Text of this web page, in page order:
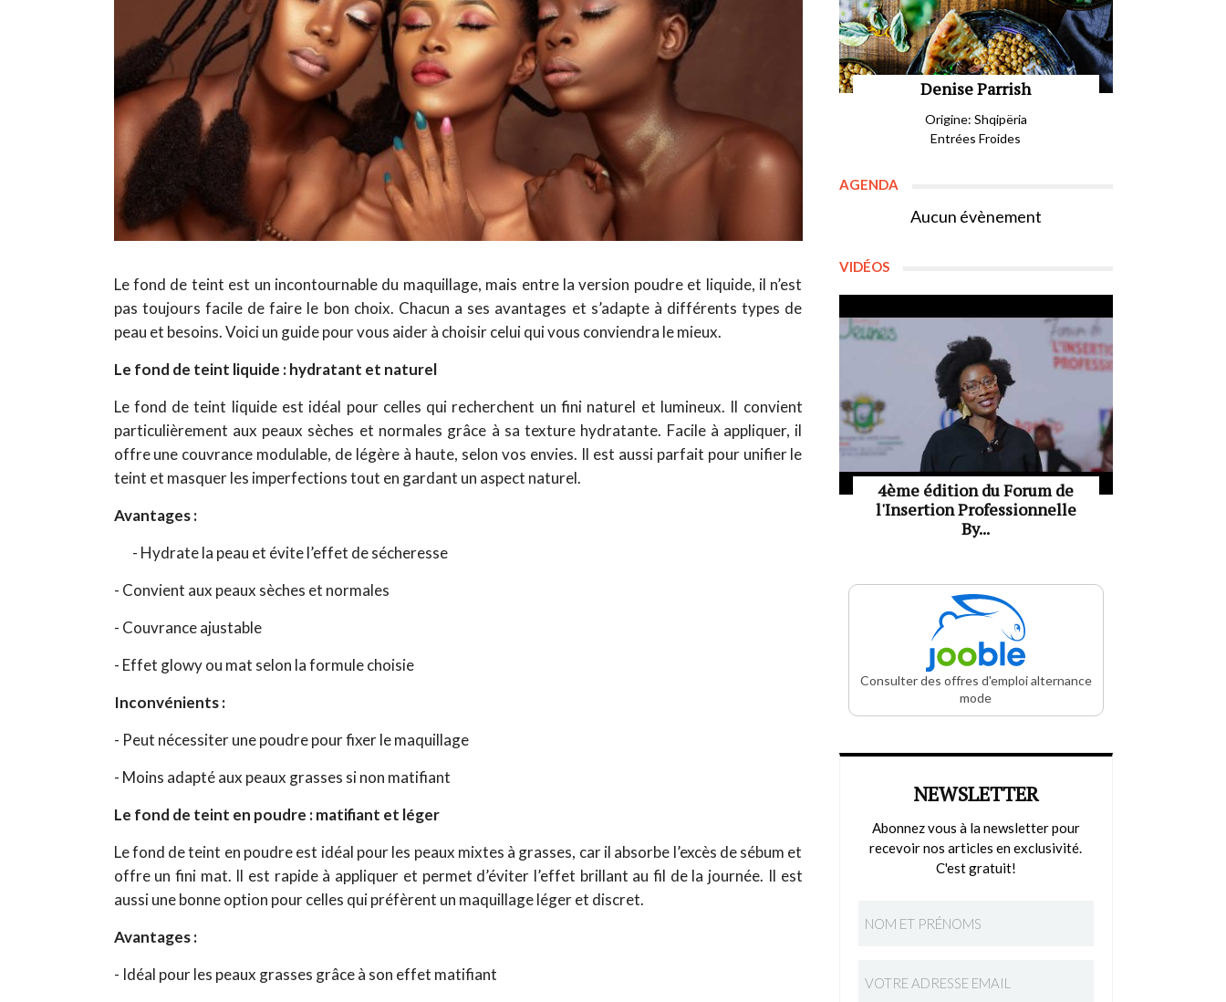
Le fond de teint est un incontournable du maquillage, mais entre la version poudre et liquide, il n’est
pas toujours facile de faire le bon choix. Chacun a ses avantages et s’adapte à différents types de
peau et besoins. Voici un guide pour vous aider à choisir celui qui vous conviendra le mieux.
Le fond de teint liquide : hydratant et naturel
Le fond de teint liquide est idéal pour celles qui recherchent un fini naturel et lumineux. Il convient
particulièrement aux peaux sèches et normales grâce à sa texture hydratante. Facile à appliquer, il
offre une couvrance modulable, de légère à haute, selon vos envies. Il est aussi parfait pour unifier le
teint et masquer les imperfections tout en gardant un aspect naturel.
Avantages :
- Hydrate la peau et évite l’effet de sécheresse
- Convient aux peaux sèches et normales
- Couvrance ajustable
- Effet glowy ou mat selon la formule choisie
Inconvénients :
- Peut nécessiter une poudre pour fixer le maquillage
- Moins adapté aux peaux grasses si non matifiant
Le fond de teint en poudre : matifiant et léger
Le fond de teint en poudre est idéal pour les peaux mixtes à grasses, car il absorbe l’excès de sébum et
offre un fini mat. Il est rapide à appliquer et permet d’éviter l’effet brillant au fil de la journée. Il est
aussi une bonne option pour celles qui préfèrent un maquillage léger et discret.
Avantages :
- Idéal pour les peaux grasses grâce à son effet matifiant
Denise Parrish
Origine: Shqipëria
Entrées Froides
AGENDA
Aucun évènement
VIDÉOS
4ème édition du Forum de
l'Insertion Professionnelle
By...
Consulter des offres d'emploi alternance
mode
NEWSLETTER
Abonnez vous à la newsletter pour
recevoir nos articles en exclusivité.
C'est gratuit!